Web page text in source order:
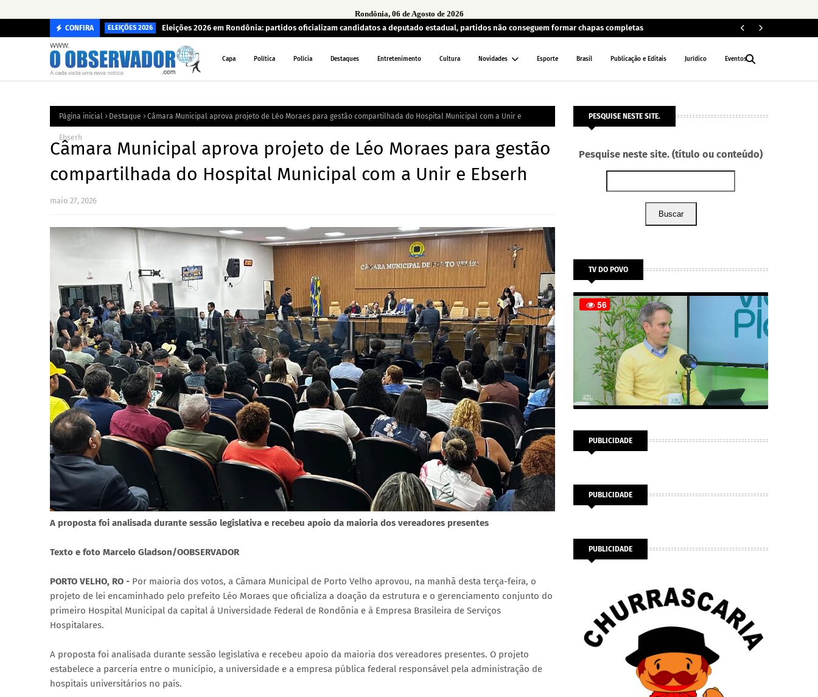
Rondônia, 06 de Agosto de 2026
CONFIRA ELEIÇÕES 2026 Eleições 2026 em Rondônia: partidos oficializam candidatos a deputado estadual, partidos não conseguem formar chapas completas
Capa Política Polícia Destaques Entretenimento Cultura Novidades Esporte Brasil Publicação e Editais Jurídico Eventos
Página inicial Destaque Câmara Municipal aprova projeto de Léo Moraes para gestão compartilhada do Hospital Municipal com a Unir e
Ebserh
Câmara Municipal aprova projeto de Léo Moraes para gestão
compartilhada do Hospital Municipal com a Unir e Ebserh
maio 27, 2026
A proposta foi analisada durante sessão legislativa e recebeu apoio da maioria dos vereadores presentes
Texto e foto Marcelo Gladson/OOBSERVADOR
PORTO VELHO, RO - Por maioria dos votos, a Câmara Municipal de Porto Velho aprovou, na manhã desta terça-feira, o
projeto de lei encaminhado pelo prefeito Léo Moraes que oficializa a doação da estrutura e o gerenciamento conjunto do
primeiro Hospital Municipal da capital à Universidade Federal de Rondônia e à Empresa Brasileira de Serviços
Hospitalares.
A proposta foi analisada durante sessão legislativa e recebeu apoio da maioria dos vereadores presentes. O projeto
estabelece a parceria entre o município, a universidade e a empresa pública federal responsável pela administração de
hospitais universitários no país.
PESQUISE NESTE SITE.
Pesquise neste site. (título ou conteúdo)
Buscar
TV DO POVO
PUBLICIDADE
PUBLICIDADE
PUBLICIDADE